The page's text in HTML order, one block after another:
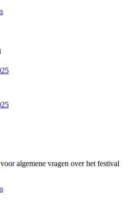
voor algemene vragen over het festival